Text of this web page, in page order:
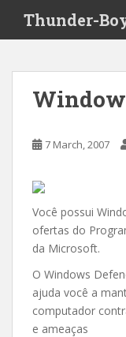
i
Thunder-
7 March, 2007
Você possui
ofertas do
da Microsoft.
O Windows
ajuda você a
computador
e ameaças